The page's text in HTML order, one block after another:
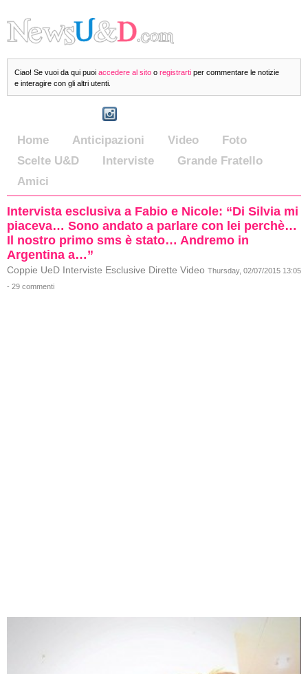
Ciao! Se vuoi da qui puoi accedere al sito o registrarti per commentare le notizie
e interagire con gli altri utenti.
Home Anticipazioni Video
Foto
Scelte U&D
Interviste
Grande Fratello
Amici
Intervista esclusiva a Fabio e Nicole: “Di Silvia mi
piaceva… Sono andato a parlare con lei perchè…
Il nostro primo sms è stato… Andremo in
Argentina a…”
Coppie UeD Interviste Esclusive Dirette Video Thursday, 02/07/2015 13:05
- 29 commenti